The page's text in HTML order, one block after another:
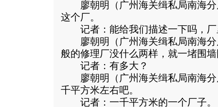
廖朝明（广州海关缉私局南海分
这个厂。
记者：能给我们描述一下吗，厂
廖朝明（广州海关缉私局南海分
般的修理厂没什么两样，就一堵围
记者：有多大？
廖朝明（广州海关缉私局南海分
千平方米左右吧。
记者：一千平方米的一个厂子。